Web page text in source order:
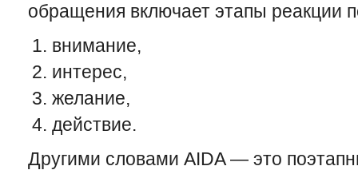
обращения включает этапы реакции
внимание,
интерес,
желание,
действие.
Другими словами AIDA — это